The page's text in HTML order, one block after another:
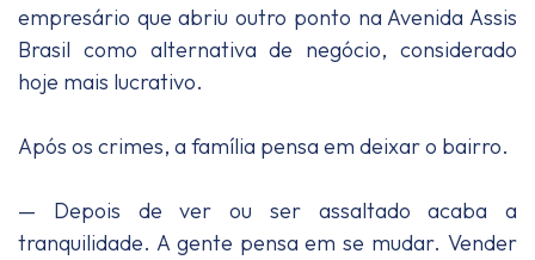
empresário que abriu outro ponto na Avenida Assis
Brasil como alternativa de negócio, considerado
hoje mais lucrativo.
Após os crimes, a família pensa em deixar o bairro.
— Depois de ver ou ser assaltado acaba a
tranquilidade. A gente pensa em se mudar. Vender